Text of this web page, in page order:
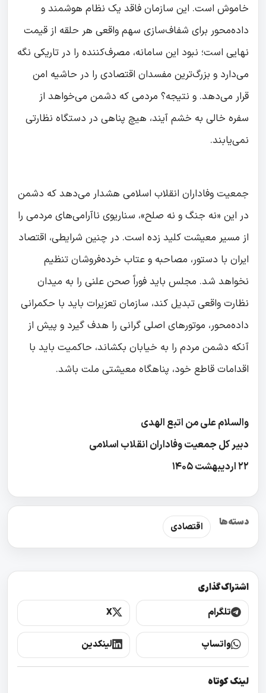
خاموش است. این سازمان فاقد یک نظام هوشمند و
داده‌محور برای شفاف‌سازی سهم واقعی هر حلقه از قیمت
نهایی است؛ نبود این سامانه، مصرف‌کننده را در تاریکی نگه
می‌دارد و بزرگ‌ترین مفسدان اقتصادی را در حاشیه امن
قرار می‌دهد. و نتیجه؟ مردمی که دشمن می‌خواهد از
سفره خالی به خشم آیند، هیچ پناهی در دستگاه نظارتی
نمی‌یابند.
جمعیت وفاداران انقلاب اسلامی هشدار می‌دهد که دشمن
در این «نه جنگ و نه صلح»، سناریوی ناآرامی‌های مردمی را
از مسیر معیشت کلید زده است. در چنین شرایطی، اقتصاد
ایران با دستور، مصاحبه و عتاب خرده‌فروشان تنظیم
نخواهد شد. مجلس باید فوراً صحن علنی را به میدان
نظارت واقعی تبدیل کند، سازمان تعزیرات باید با حکمرانی
داده‌محور، موتورهای اصلی گرانی را هدف گیرد و پیش از
آنکه دشمن مردم را به خیابان بکشاند، حاکمیت باید با
اقدامات قاطع خود، پناهگاه معیشتی ملت باشد.
والسلام علی من اتبع الهدی
دبیر کل جمعیت وفاداران انقلاب اسلامی
۲۲ اردیبهشت ۱۴۰۵
دسته‌ها اقتصادی
اشتراک‌گذاری
تلگرام X
واتساپ لینکدین
لینک کوتاه